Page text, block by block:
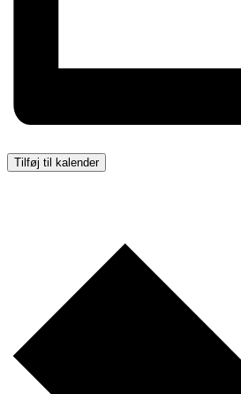
Tilføj til kalender